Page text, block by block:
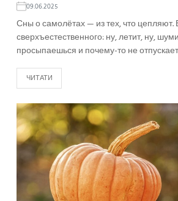
09.06.2025
Сны о самолётах — из тех, что цепляют.
сверхъестественного: ну, летит, ну,
просыпаешься и почему-то не
ЧИТАТИ